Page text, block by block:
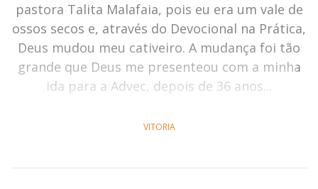
pastora Talita Malafaia, pois eu era um vale de
ossos secos e, através do Devocional na Prática,
Deus mudou meu cativeiro. A mudança foi tão
grande que Deus me presenteou com a minha
ida para a Advec, depois de 36 anos...
VITORIA